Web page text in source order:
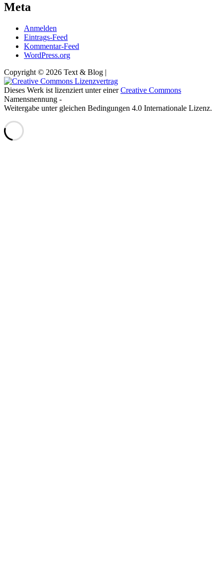
Meta
Anmelden
Eintrags-Feed
Kommentar-Feed
WordPress.org
Copyright © 2026 Text & Blog |
Dieses Werk ist lizenziert unter einerCreative Commons
Namensnennung -
Weitergabe unter gleichen Bedingungen 4.0 Internationale Lizenz.